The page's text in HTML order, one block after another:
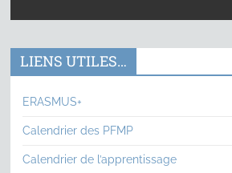
LIENS UTILES…
ERASMUS+
Calendrier des PFMP
Calendrier de l’apprentissage